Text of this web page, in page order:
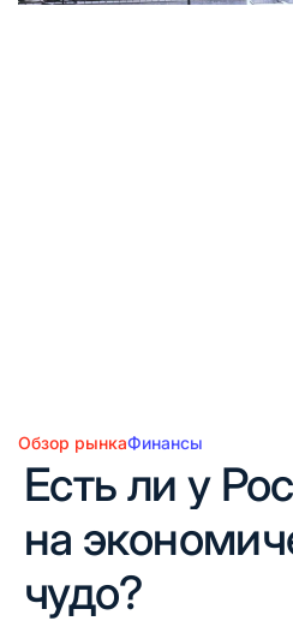
Опубликовано
Обзор рынкаФинансы
Есть ли у
на
чудо?